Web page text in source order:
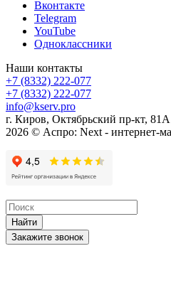
Вконтакте
Telegram
YouTube
Одноклассники
Наши контакты
+7 (8332) 222-077
+7 (8332) 222-077
info@kserv.pro
г. Киров, Октябрьский пр-кт, 81А
2026 © Аспро: Next - интернет-
Найти
Закажите звонок